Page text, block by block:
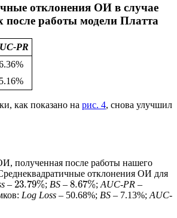
отклонения ОИ в случае
после работы модели Платта
PR
5.16%
как показано на рис. 4, снова улучшил
полученная после работы нашего
отклонения ОИ для
– 23.79%; BS– 8.67%;AUC-PR –
Log Loss– 50.68%; BS– 7.13%; AUC-